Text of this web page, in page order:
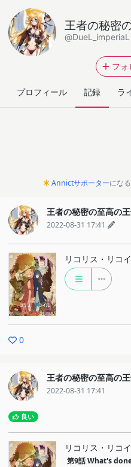
王者の秘密
@DueL_imperiaL
フォ
プロフィール 記録 ラ
Annictサポーターにな
王者の秘密の至高の
2022-08-31 17:41
リコリス・リコ
0
王者の秘密の至高の
2022-08-31 17:41
良い
リコリス・リコ
第9話 What's